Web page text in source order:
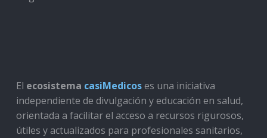
El ecosistema casiMedicoses una iniciativa
independiente de divulgación y educación en salud,
orientada a facilitar el acceso a recursos rigurosos,
útiles y actualizados para profesionales sanitarios,